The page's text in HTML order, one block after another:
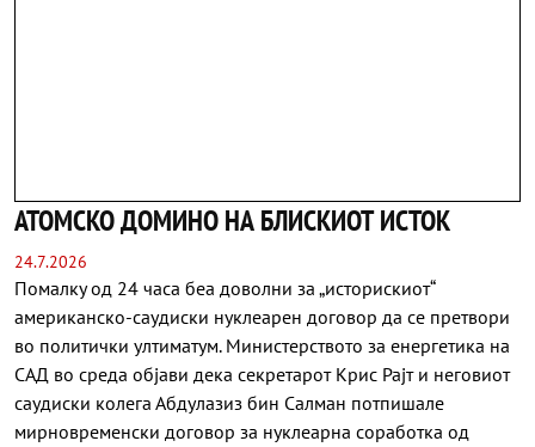
АТОМСКО ДОМИНО НА БЛИСКИОТ ИСТОК
24.7.2026
Помалку од 24 часа беа доволни за „историскиот“
американско-саудиски нуклеарен договор да се претвори
во политички ултиматум. Министерството за енергетика на
САД во среда објави дека секретарот Крис Рајт и неговиот
саудиски колега Абдулазиз бин Салман потпишале
мирновременски договор за нуклеарна соработка од